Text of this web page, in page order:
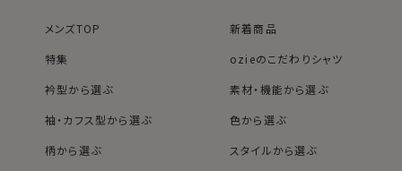
パーティーシーンに特におすすめです。
アクセントとして首周りにアスコットタイなどを巻くと、よ
カフス部分はコンバーチブルカフスになっておりますの
で、カフスボタンもご利用いただけます。
メンズTOP
新着商品
特集
ozieのこだわりシャツ
衿型から選ぶ
素材・機能から選ぶ
袖・カフス型から選ぶ
色から選ぶ
柄から選ぶ
スタイルから選ぶ